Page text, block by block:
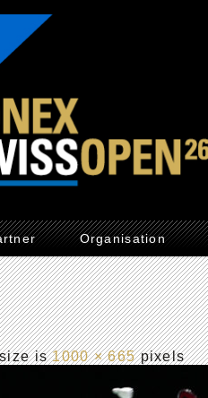
Organisation
is1000 × 665pixels